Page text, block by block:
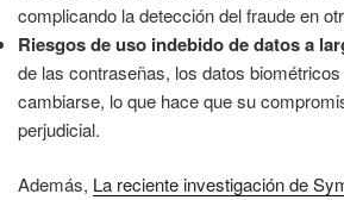
complicando la detección del fraude en
Riesgos de uso indebido de datos a
de las contraseñas, los datos
cambiarse, lo que hace que su
perjudicial.
Además, La reciente investigación de